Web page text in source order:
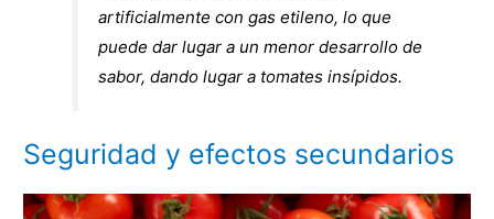
artificialmente con gas etileno, lo que
puede dar lugar a un menor desarrollo de
sabor, dando lugar a tomates insípidos.
Seguridad y efectos secundarios